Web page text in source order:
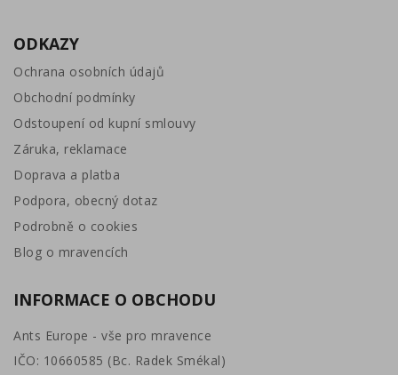
ODKAZY
Ochrana osobních údajů
Obchodní podmínky
Odstoupení od kupní smlouvy
Záruka, reklamace
Doprava a platba
Podpora, obecný dotaz
Podrobně o cookies
Blog o mravencích
INFORMACE O OBCHODU
Ants Europe - vše pro mravence
IČO: 10660585 (Bc. Radek Smékal)